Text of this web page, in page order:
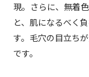
現。さらに、無着
と、肌になるべく
す。毛穴の目立ち
です。